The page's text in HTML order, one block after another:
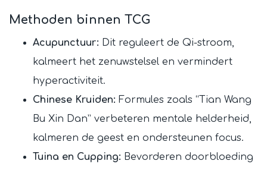
Methoden binnen TCG
Acupunctuur: Dit reguleert de Qi-stroom,
kalmeert het zenuwstelsel en vermindert
hyperactiviteit.
Chinese Kruiden: Formules zoals “Tian Wang
Bu Xin Dan” verbeteren mentale helderheid,
kalmeren de geest en ondersteunen focus.
Tuina en Cupping: Bevorderen doorbloeding